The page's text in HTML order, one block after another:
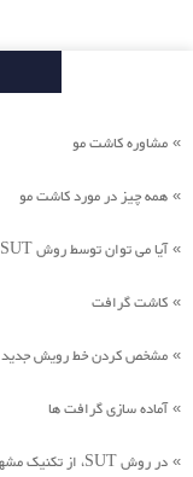
» مشاوره کاشت مو
» همه چیز در مورد کاشت مو
»آیا می توان توسط روش SUT مناطقی به غیر از پوست سر فولیکول مو دریافت کرد ؟
» کاشت گرافت
» مشخص کردن خط رویش جدید
»آماده سازی گرافت ها
» در روش SUT، از تکنیک مشهوری به نام تیز و کند استفاده می شود